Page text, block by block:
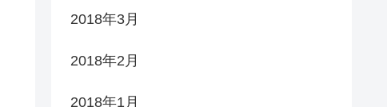
2018年3月
2018年2月
2018年1月